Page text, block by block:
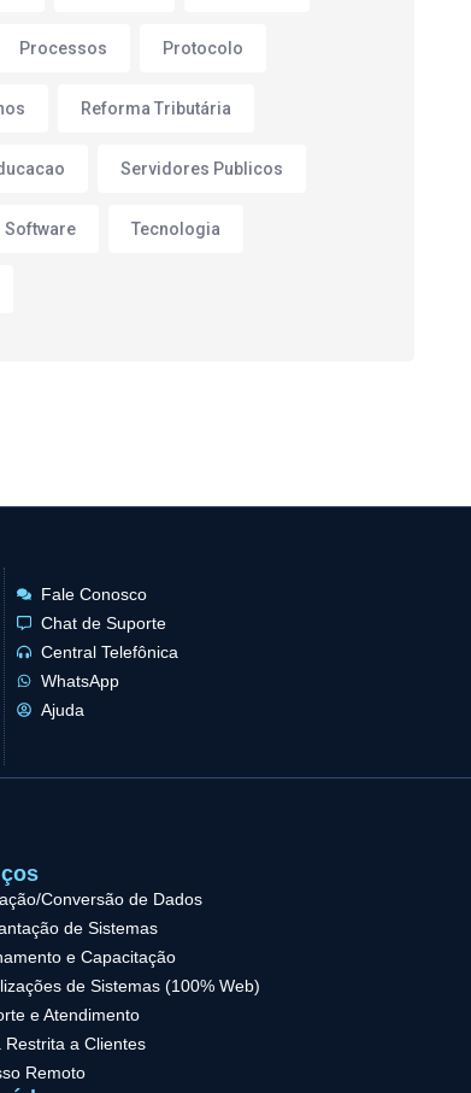
Processos Protocolo
Reforma Tributária
Servidores Publicos
Software Tecnologia
Fale Conosco
Chat de Suporte
Central Telefônica
WhatsApp
Ajuda
Conversão de Dados
de Sistemas
e Capacitação
de Sistemas (100% Web)
e Atendimento
Restrita a Clientes
Remoto